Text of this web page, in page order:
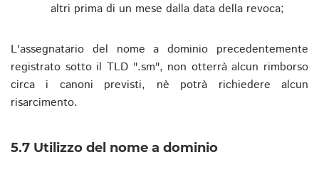
altri prima di un mese dalla data della revoca;
L'assegnatario del nome a dominio precedentemente
registrato sotto il TLD ".sm", non otterrà alcun rimborso
circa i canoni previsti, nè potrà richiedere alcun
risarcimento.
5.7 Utilizzo del nome a dominio